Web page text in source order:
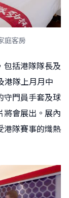
庭客房
包括港隊隊長及
港隊上月月中
守門員手套及球
將會展出。展內
港隊賽事的熾熱